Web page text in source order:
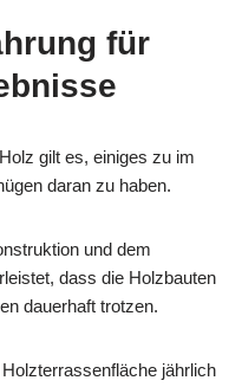
für
gilt es, einiges zu im
daran zu haben.
und dem
dass die Holzbauten
dauerhaft trotzen.
jährlich